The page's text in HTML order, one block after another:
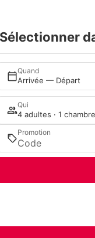
Sélectionner
Quand
Arrivée — Départ
Qui
4 adultes · 1 chambre
Promotion